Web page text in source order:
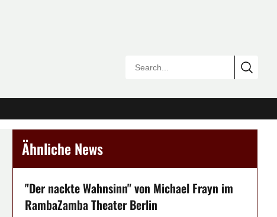
Ähnliche News
"Der nackte Wahnsinn" von Michael Frayn im
RambaZamba Theater Berlin